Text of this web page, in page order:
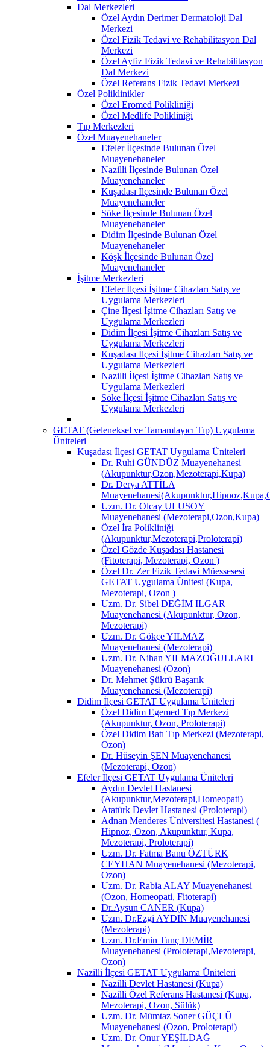
Dal Merkezleri
Özel Aydın Derimer Dermatoloji Dal
Merkezi
Özel Fizik Tedavi ve Rehabilitasyon Dal
Merkezi
Özel Ayfiz Fizik Tedavi ve Rehabilitasyon
Dal Merkezi
Özel Referans Fizik Tedavi Merkezi
Özel Poliklinikler
Özel Eromed Polikliniği
Özel Medlife Polikliniği
Tıp Merkezleri
Özel Muayenehaneler
Efeler İlçesinde Bulunan Özel
Muayenehaneler
Nazilli İlçesinde Bulunan Özel
Muayenehaneler
Kuşadası İlçesinde Bulunan Özel
Muayenehaneler
Söke İlçesinde Bulunan Özel
Muayenehaneler
Didim İlçesinde Bulunan Özel
Muayenehaneler
Köşk İlçesinde Bulunan Özel
Muayenehaneler
İşitme Merkezleri
Efeler İlçesi İşitme Cihazları Satış ve
Uygulama Merkezleri
Çine İlçesi İşitme Cihazları Satış ve
Uygulama Merkezleri
Didim İlçesi İşitme Cihazları Satış ve
Uygulama Merkezleri
Kuşadası İlçesi İşitme Cihazları Satış ve
Uygulama Merkezleri
Nazilli İlçesi İşitme Cihazları Satış ve
Uygulama Merkezleri
Söke İlçesi İşitme Cihazları Satış ve
Uygulama Merkezleri
GETAT (Geleneksel ve Tamamlayıcı Tıp) Uygulama
Üniteleri
Kuşadası İlçesi GETAT Uygulama Üniteleri
Dr. Ruhi GÜNDÜZ Muayenehanesi
(Akupunktur,Ozon,Mezoterapi,Kupa)
Dr. Derya ATTİLA
Uzm. Dr. Olcay ULUSOY
Muayenehanesi (Mezoterapi,Ozon,Kupa)
Özel İra Polikliniği
(Akupunktur,Mezoterapi,Proloterapi)
Özel Gözde Kuşadası Hastanesi
(Fitoterapi, Mezoterapi, Ozon )
Özel Dr. Zer Fizik Tedavi Müessesesi
GETAT Uygulama Ünitesi (Kupa,
Mezoterapi, Ozon )
Uzm. Dr. Sibel DEĞİM ILGAR
Muayenehanesi (Akupunktur, Ozon,
Mezoterapi)
Uzm. Dr. Gökçe YILMAZ
Muayenehanesi (Mezoterapi)
Uzm. Dr. Nihan YILMAZOĞULLARI
Muayenehanesi (Ozon)
Dr. Mehmet Şükrü Başarık
Muayenehanesi (Mezoterapi)
Didim İlçesi GETAT Uygulama Üniteleri
Özel Didim Egemed Tıp Merkezi
(Akupunktur, Ozon, Proloterapi)
Özel Didim Batı Tıp Merkezi (Mezoterapi,
Ozon)
Dr. Hüseyin ŞEN Muayenehanesi
(Mezoterapi, Ozon)
Efeler İlçesi GETAT Uygulama Üniteleri
Aydın Devlet Hastanesi
(Akupunktur,Mezoterapi,Homeopati)
Atatürk Devlet Hastanesi (Proloterapi)
Adnan Menderes Üniversitesi Hastanesi (
Hipnoz, Ozon, Akupunktur, Kupa,
Mezoterapi, Proloterapi)
Uzm. Dr. Fatma Banu ÖZTÜRK
CEYHAN Muayenehanesi (Mezoterapi,
Ozon)
Uzm. Dr. Rabia ALAY Muayenehanesi
(Ozon, Homeopati, Fitoterapi)
Dr.Aysun CANER (Kupa)
Uzm. Dr.Ezgi AYDIN Muayenehanesi
(Mezoterapi)
Uzm. Dr.Emin Tunç DEMİR
Muayenehanesi (Proloterapi,Mezoterapi,
Ozon)
Nazilli İlçesi GETAT Uygulama Üniteleri
Nazilli Devlet Hastanesi (Kupa)
Nazilli Özel Referans Hastanesi (Kupa,
Mezoterapi, Ozon, Sülük)
Uzm. Dr. Mümtaz Soner GÜÇLÜ
Muayenehanesi (Ozon, Proloterapi)
Uzm. Dr. Onur YEŞİLDAĞ